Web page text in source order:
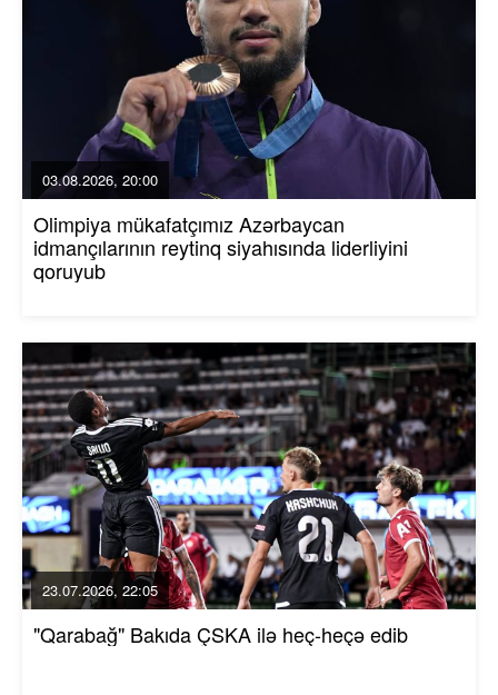
03.08.2026, 20:00
Olimpiya mükafatçımız Azərbaycan
idmançılarının reytinq siyahısında liderliyini
qoruyub
23.07.2026, 22:05
"Qarabağ" Bakıda ÇSKA ilə heç-heçə edib